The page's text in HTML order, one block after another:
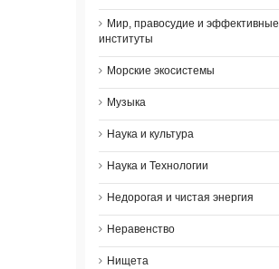
Мир, правосудие и эффективные
институты
Морские экосистемы
Музыка
Наука и культура
Наука и Технологии
Недорогая и чистая энергия
Неравенство
Нищета